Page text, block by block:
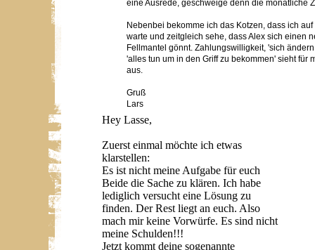
eine Ausrede, geschweige denn die monatliche
Nebenbei bekomme ich das Kotzen, dass ich
warte und zeitgleich sehe, dass Alex sich einen
Fellmantel gönnt. Zahlungswilligkeit, 'sich
'alles tun um in den Griff zu bekommen' sieht für
aus.
Gruß
Lars
Hey Lasse,
Zuerst einmal möchte ich etwas
klarstellen:
Es ist nicht meine Aufgabe für euch
Beide die Sache zu klären. Ich habe
lediglich versucht eine Lösung zu
finden. Der Rest liegt an euch. Also
mach mir keine Vorwürfe. Es sind nicht
meine Schulden!!!
Jetzt kommt deine sogenannte